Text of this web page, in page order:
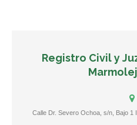
Registro Civil y
Calle Dr. Severo Ochoa, s/n, Bajo 1